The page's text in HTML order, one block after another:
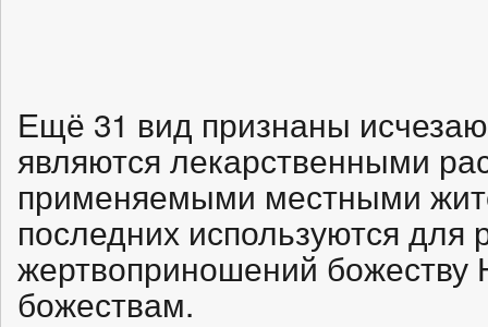
Ещё 31 вид признаны
являются лекарственными
применяемыми местными
последних используются для
жертвоприношений божеству
божествам.